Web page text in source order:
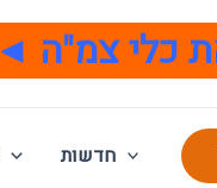
חדשות